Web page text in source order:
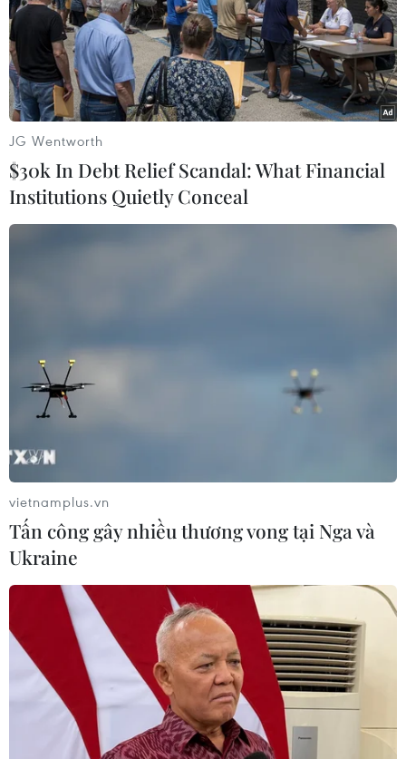
Để mua được hàng, nhiều người đã phải xếp hàng
từ 6 giờ sáng, muốn mua được hàng phải đợi 30-45
phút. Có người mua nhiều phải ghi ra giấy để cửa
hàng chuẩn bị. (Ảnh: Minh Sơn/Vietnam+)
Giáp Tết, nhiều người vẫn kiên nhẫn chờ đợi đến
chen lấn xô đẩy. Nhìn khung cảnh nhiều người nhớ
về thời bao cấp. (Ảnh: Minh Sơn/Vietnam+)
JG Wentworth
$30k In Debt Relief Scandal: What Financial
Institutions Quietly Conceal
vietnamplus.vn
Tấn công gây nhiều thương vong tại Nga và
Ukraine